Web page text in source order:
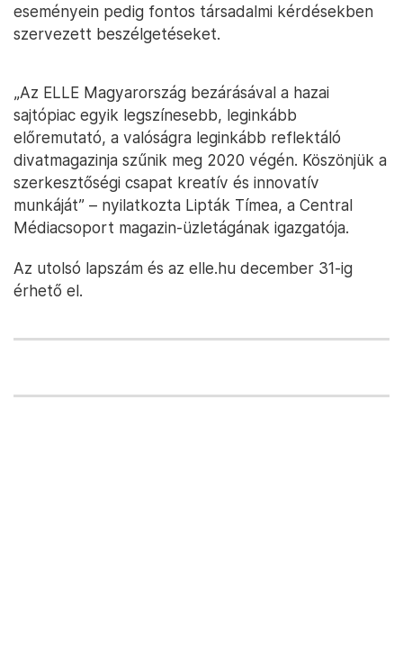
eseményein pedig fontos társadalmi kérdésekben
szervezett beszélgetéseket.
„Az ELLE Magyarország bezárásával a hazai
sajtópiac egyik legszínesebb, leginkább
előremutató, a valóságra leginkább reflektáló
divatmagazinja szűnik meg 2020 végén. Köszönjük a
szerkesztőségi csapat kreatív és innovatív
munkáját” – nyilatkozta Lipták Tímea, a Central
Médiacsoport magazin-üzletágának igazgatója.
Az utolsó lapszám és az elle.hu december 31-ig
érhető el.